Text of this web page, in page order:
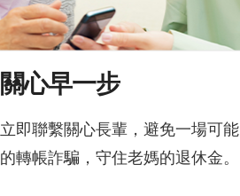
關心早一步
立即聯繫關心長輩，避免一場可能
的轉帳詐騙，守住老媽的退休金。